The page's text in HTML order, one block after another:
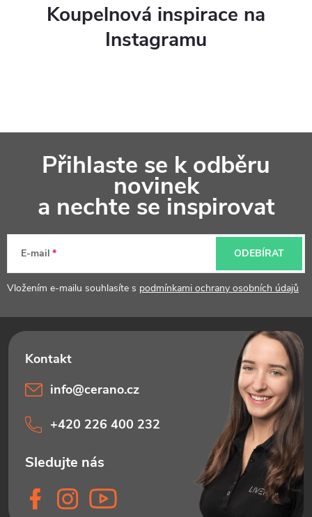
Koupelnová inspirace na
Instagramu
a
Přihlaste se k odběru
novinek
a nechte se inspirovat
E-mail
Vložením e-mailu souhlasíte s podmínkami ochrany osobních údajů
ODEBÍRAT
info@cerano.cz
+420 226 400 232